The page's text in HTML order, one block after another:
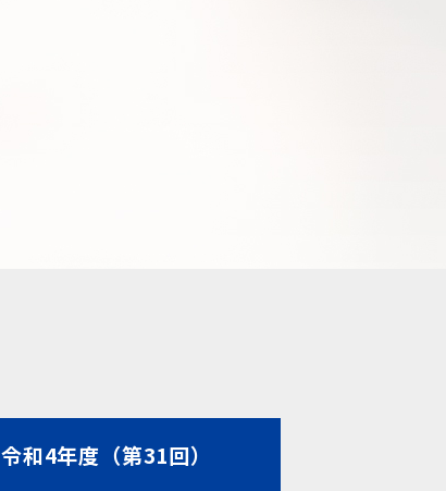
令和4年度（第31回）